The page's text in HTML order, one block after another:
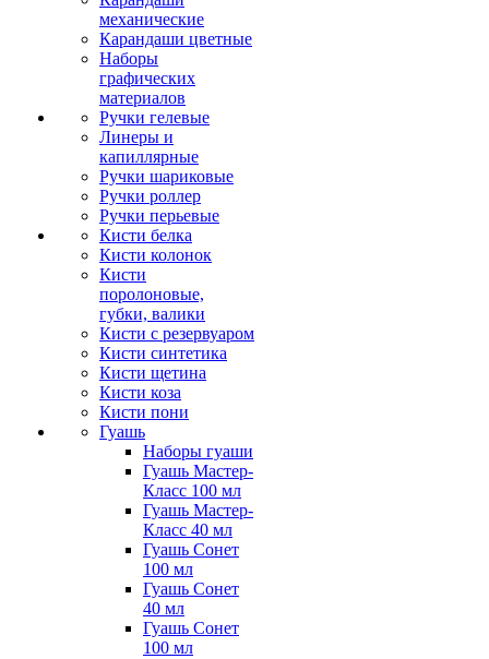
механические
Карандаши цветные
Наборы
графических
материалов
Ручки гелевые
Линеры и
капиллярные
Ручки шариковые
Ручки роллер
Ручки перьевые
Кисти белка
Кисти колонок
Кисти
поролоновые,
губки, валики
Кисти с резервуаром
Кисти синтетика
Кисти щетина
Кисти коза
Кисти пони
Гуашь
Наборы гуаши
Гуашь Мастер-
Класс 100 мл
Гуашь Мастер-
Класс 40 мл
Гуашь Сонет
100 мл
Гуашь Сонет
40 мл
Гуашь Сонет
100 мл